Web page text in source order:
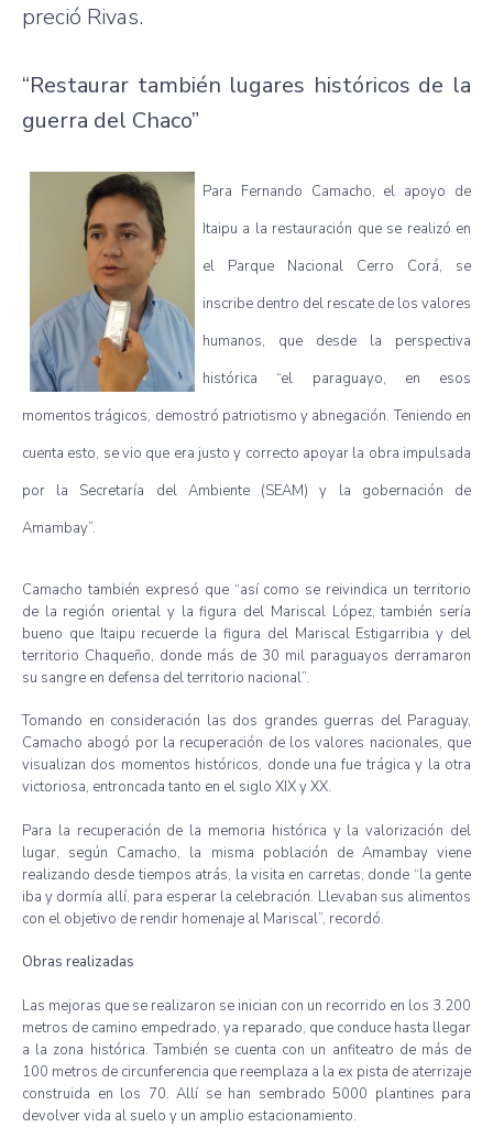
preció Rivas.
“Restaurar también lugares históricos de la
guerra del Chaco”
Para Fernando Camacho, el apoyo de
Itaipu a la restauración que se realizó en
el Parque Nacional Cerro Corá, se
inscribe dentro del rescate de los valores
humanos, que desde la perspectiva
histórica “el paraguayo, en esos
momentos trágicos, demostró patriotismo y abnegación. Teniendo en
cuenta esto, se vio que era justo y correcto apoyar la obra impulsada
por la Secretaría del Ambiente (SEAM) y la gobernación de
Amambay”.
Camacho también expresó que “así como se reivindica un territorio
de la región oriental y la figura del Mariscal López, también sería
bueno que Itaipu recuerde la figura del Mariscal Estigarribia y del
territorio Chaqueño, donde más de 30 mil paraguayos derramaron
su sangre en defensa del territorio nacional”.
Tomando en consideración las dos grandes guerras del Paraguay,
Camacho abogó por la recuperación de los valores nacionales, que
visualizan dos momentos históricos, donde una fue trágica y la otra
victoriosa, entroncada tanto en el siglo XIX y XX.
Para la recuperación de la memoria histórica y la valorización del
lugar, según Camacho, la misma población de Amambay viene
realizando desde tiempos atrás, la visita en carretas, donde “la gente
iba y dormía allí, para esperar la celebración. Llevaban sus alimentos
con el objetivo de rendir homenaje al Mariscal”, recordó.
Obras realizadas
Las mejoras que se realizaron se inician con un recorrido en los 3.200
metros de camino empedrado, ya reparado, que conduce hasta llegar
a la zona histórica. También se cuenta con un anfiteatro de más de
100 metros de circunferencia que reemplaza a la ex pista de aterrizaje
construida en los 70. Allí se han sembrado 5000 plantines para
devolver vida al suelo y un amplio estacionamiento.